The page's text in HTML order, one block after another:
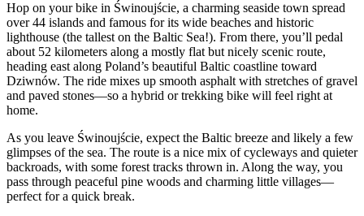
Hop on your bike in Świnoujście, a charming seaside town spread
over 44 islands and famous for its wide beaches and historic
lighthouse (the tallest on the Baltic Sea!). From there, you’ll pedal
about 52 kilometers along a mostly flat but nicely scenic route,
heading east along Poland’s beautiful Baltic coastline toward
Dziwnów. The ride mixes up smooth asphalt with stretches of gravel
and paved stones—so a hybrid or trekking bike will feel right at
home.
As you leave Świnoujście, expect the Baltic breeze and likely a few
glimpses of the sea. The route is a nice mix of cycleways and quieter
backroads, with some forest tracks thrown in. Along the way, you
pass through peaceful pine woods and charming little villages—
perfect for a quick break.